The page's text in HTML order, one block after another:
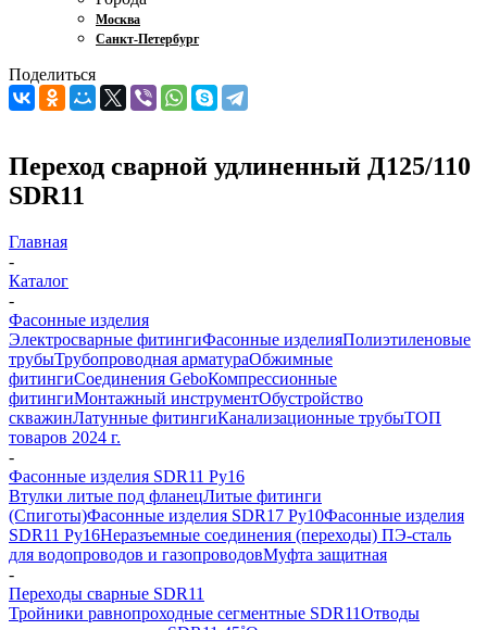
Москва
Санкт-Петербург
Поделиться
Переход сварной удлиненный Д125/110
SDR11
Главная
-
Каталог
-
Фасонные изделия
Электросварные фитингиФасонные изделияПолиэтиленовые
трубыТрубопроводная арматураОбжимные
фитингиСоединения GeboКомпрессионные
фитингиМонтажный инструментОбустройство
скважинЛатунные фитингиКанализационные трубыТОП
товаров 2024 г.
-
Фасонные изделия SDR11 Ру16
Втулки литые под фланецЛитые фитинги
(Спиготы)Фасонные изделия SDR17 Ру10Фасонные изделия
SDR11 Ру16Неразъемные соединения (переходы) ПЭ-сталь
для водопроводов и газопроводовМуфта защитная
-
Переходы сварные SDR11
Тройники равнопроходные сегментные SDR11Отводы